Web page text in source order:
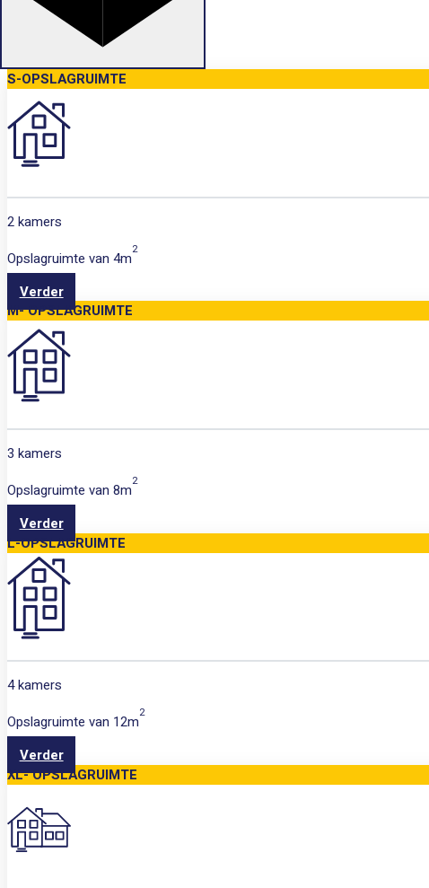
S-OPSLAGRUIMTE
2 kamers
Opslagruimte van 4m2
Verder
M- OPSLAGRUIMTE
3 kamers
Opslagruimte van 8m2
Verder
L-OPSLAGRUIMTE
4 kamers
Opslagruimte van 12m2
Verder
XL- OPSLAGRUIMTE